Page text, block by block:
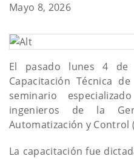
Mayo 8, 2026
El pasado lunes 4
Capacitación Técnica
seminario
ingenieros de la
Automatización y Control
La capacitación fue